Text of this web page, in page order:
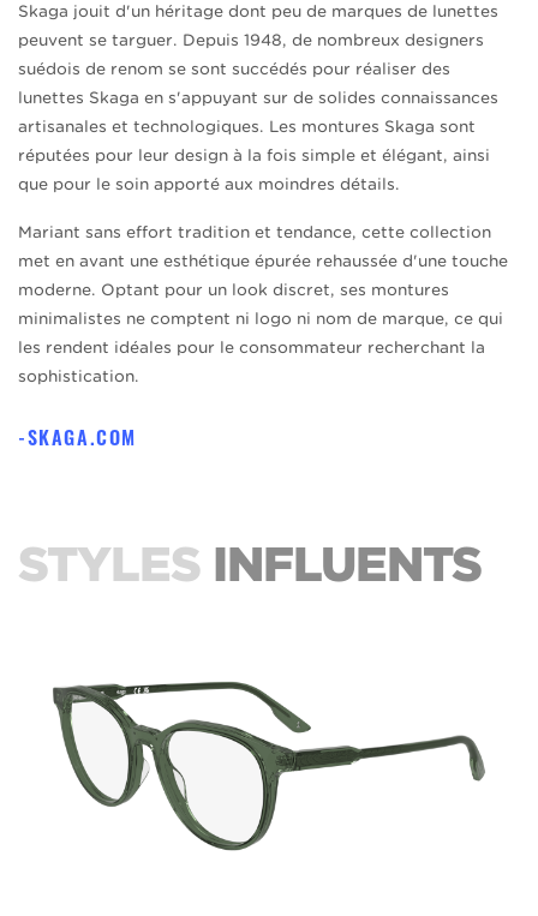
Skaga jouit d'un héritage dont peu de marques de lunettes
peuvent se targuer. Depuis 1948, de nombreux designers
suédois de renom se sont succédés pour réaliser des
lunettes Skaga en s'appuyant sur de solides connaissances
artisanales et technologiques. Les montures Skaga sont
réputées pour leur design à la fois simple et élégant, ainsi
que pour le soin apporté aux moindres détails.
Mariant sans effort tradition et tendance, cette collection
met en avant une esthétique épurée rehaussée d'une touche
moderne. Optant pour un look discret, ses montures
minimalistes ne comptent ni logo ni nom de marque, ce qui
les rendent idéales pour le consommateur recherchant la
sophistication.
SKAGA.COM
STYLES INFLUENTS